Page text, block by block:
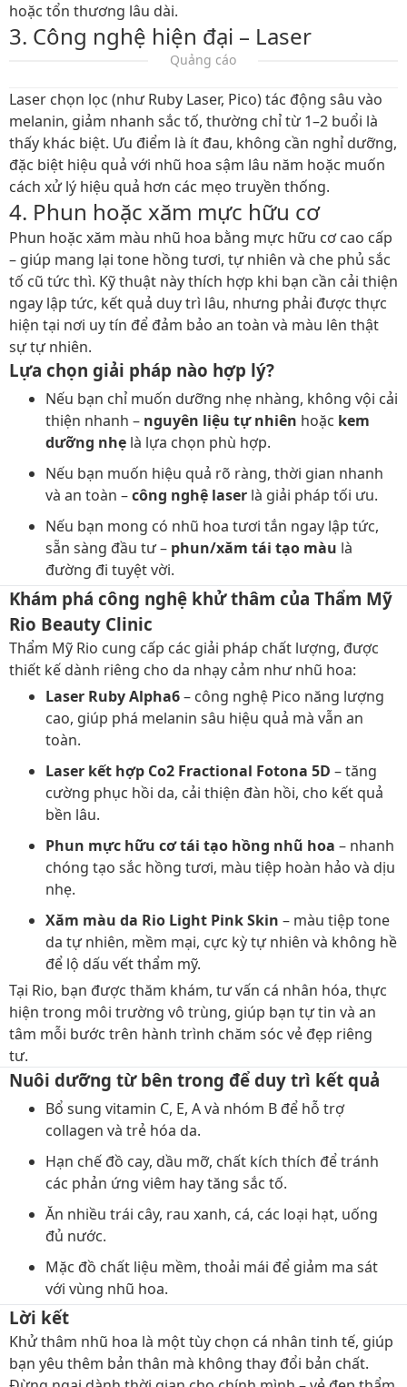
hoặc tổn thương lâu dài.
3. Công nghệ hiện đại – Laser
Quảng cáo
Laser chọn lọc (như Ruby Laser, Pico) tác động sâu vào
melanin, giảm nhanh sắc tố, thường chỉ từ 1–2 buổi là
thấy khác biệt. Ưu điểm là ít đau, không cần nghỉ dưỡng,
đặc biệt hiệu quả với nhũ hoa sậm lâu năm hoặc muốn
cách xử lý hiệu quả hơn các mẹo truyền thống.
4. Phun hoặc xăm mực hữu cơ
Phun hoặc xăm màu nhũ hoa bằng mực hữu cơ cao cấp
– giúp mang lại tone hồng tươi, tự nhiên và che phủ sắc
tố cũ tức thì. Kỹ thuật này thích hợp khi bạn cần cải thiện
ngay lập tức, kết quả duy trì lâu, nhưng phải được thực
hiện tại nơi uy tín để đảm bảo an toàn và màu lên thật
sự tự nhiên.
Lựa chọn giải pháp nào hợp lý?
Nếu bạn chỉ muốn dưỡng nhẹ nhàng, không vội cải
thiện nhanh – nguyên liệu tự nhiên hoặc kem
dưỡng nhẹ là lựa chọn phù hợp.
Nếu bạn muốn hiệu quả rõ ràng, thời gian nhanh
và an toàn –công nghệ laser là giải pháp tối ưu.
Nếu bạn mong có nhũ hoa tươi tắn ngay lập tức,
sẵn sàng đầu tư – phun/xăm tái tạo màu là
đường đi tuyệt vời.
Khám phá công nghệ khử thâm của Thẩm Mỹ
Rio Beauty Clinic
Thẩm Mỹ Rio cung cấp các giải pháp chất lượng, được
thiết kế dành riêng cho da nhạy cảm như nhũ hoa:
Laser Ruby Alpha6– công nghệ Pico năng lượng
cao, giúp phá melanin sâu hiệu quả mà vẫn an
toàn.
Laser kết hợp Co2 Fractional Fotona 5D – tăng
cường phục hồi da, cải thiện đàn hồi, cho kết quả
bền lâu.
Phun mực hữu cơ tái tạo hồng nhũ hoa – nhanh
chóng tạo sắc hồng tươi, màu tiệp hoàn hảo và dịu
nhẹ.
Xăm màu da Rio Light Pink Skin – màu tiệp tone
da tự nhiên, mềm mại, cực kỳ tự nhiên và không hề
để lộ dấu vết thẩm mỹ.
Tại Rio, bạn được thăm khám, tư vấn cá nhân hóa, thực
hiện trong môi trường vô trùng, giúp bạn tự tin và an
tâm mỗi bước trên hành trình chăm sóc vẻ đẹp riêng
tư.
Nuôi dưỡng từ bên trong để duy trì kết quả
Bổ sung vitamin C, E, A và nhóm B để hỗ trợ
collagen và trẻ hóa da.
Hạn chế đồ cay, dầu mỡ, chất kích thích để tránh
các phản ứng viêm hay tăng sắc tố.
Ăn nhiều trái cây, rau xanh, cá, các loại hạt, uống
đủ nước.
Mặc đồ chất liệu mềm, thoải mái để giảm ma sát
với vùng nhũ hoa.
Lời kết
Khử thâm nhũ hoa là một tùy chọn cá nhân tinh tế, giúp
bạn yêu thêm bản thân mà không thay đổi bản chất.